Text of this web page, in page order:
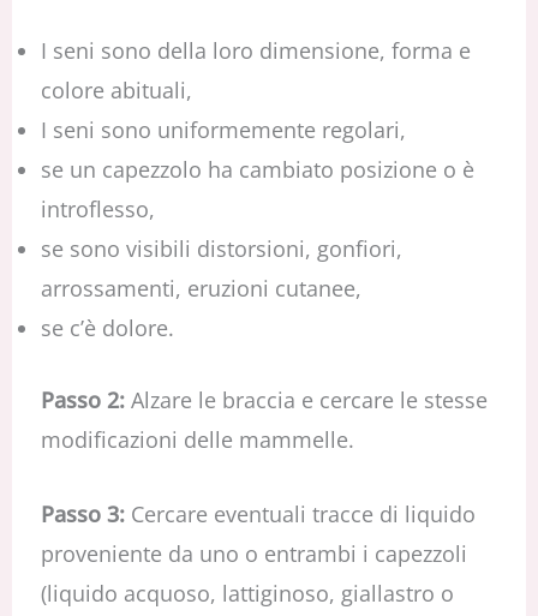
I seni sono della loro dimensione, forma e
colore abituali,
I seni sono uniformemente regolari,
se un capezzolo ha cambiato posizione o è
introflesso,
se sono visibili distorsioni, gonfiori,
arrossamenti, eruzioni cutanee,
se c’è dolore.
Passo 2: Alzare le braccia e cercare le stesse
modificazioni delle mammelle.
Passo 3:Cercare eventuali tracce di liquido
proveniente da uno o entrambi i capezzoli
(liquido acquoso, lattiginoso, giallastro o